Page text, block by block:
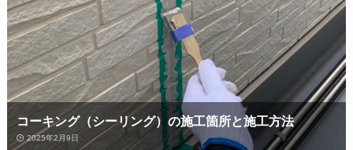
コーキング（シーリング）の施工箇所と施工方法
2025年2月9日